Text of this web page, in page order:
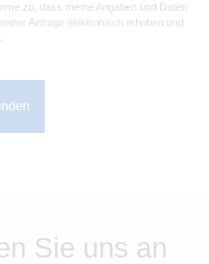
zu, dass meine Angaben und Daten
Anfrage elektronisch erhoben und
Sie uns an